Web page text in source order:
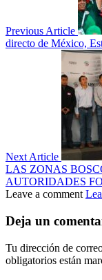
Previous Article
directo de México,
Next Article
LAS ZONAS
AUTORIDADES
Leave a comment
Deja un
Tu dirección de
obligatorios están